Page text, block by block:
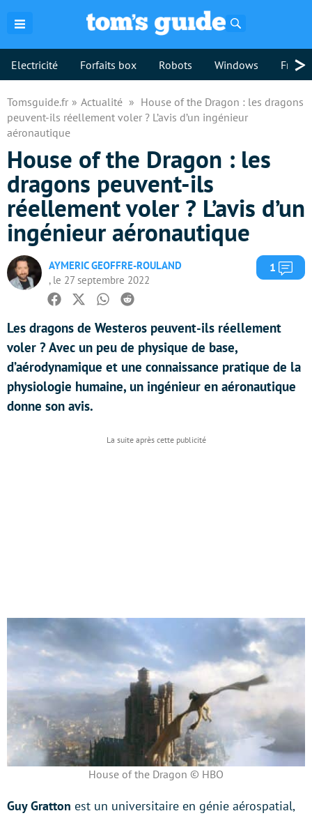
Electricité Forfaits box Robots Windows >
Tomsguide.fr Actualité
House of the Dragon : les dragons
peuvent-ils réellement voler ? L’avis d’un ingénieur
aéronautique
House of the Dragon : les
dragons peuvent-ils
réellement voler ? L’avis d’un
ingénieur aéronautique
AYMERIC GEOFFRE-ROULAND
, le 27 septembre 2022
1
Facebook
TwitterWhatsapp
Reddit
Les dragons de Westeros peuvent-ils réellement
voler ? Avec un peu de physique de base,
d’aérodynamique et une connaissance pratique de la
physiologie humaine, un ingénieur en aéronautique
donne son avis.
House of the Dragon © HBO
Guy Gratton est un universitaire en génie aérospatial,